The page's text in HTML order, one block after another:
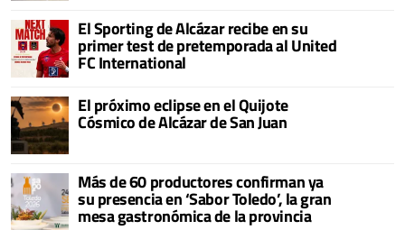
El Sporting de Alcázar recibe en su
primer test de pretemporada al United
FC International
El próximo eclipse en el Quijote
Cósmico de Alcázar de San Juan
Más de 60 productores confirman ya
su presencia en ‘Sabor Toledo’, la gran
mesa gastronómica de la provincia